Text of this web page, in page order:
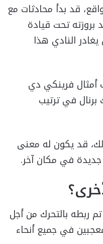
قد بدأ محادثات مع
تحت قيادة
النادي هذا
أمثال فرينكي دي
في ترتيب
قد يكون له معنى
في مكان آخر.
ربطه بالتحرك من أجل
في جميع أنحاء